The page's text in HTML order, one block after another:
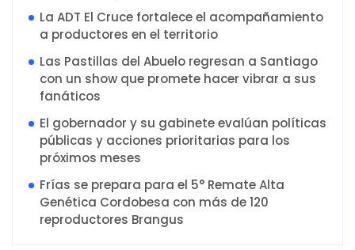
La ADT El Cruce fortalece el acompañamiento
a productores en el territorio
Las Pastillas del Abuelo regresan a Santiago
con un show que promete hacer vibrar a sus
fanáticos
El gobernador y su gabinete evalúan políticas
públicas y acciones prioritarias para los
próximos meses
Frías se prepara para el 5° Remate Alta
Genética Cordobesa con más de 120
reproductores Brangus